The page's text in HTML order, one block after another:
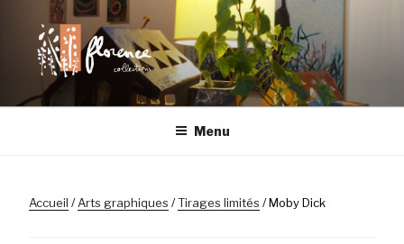
contenu
principal
FLORENCE
LILLE
Chaque objet a son histoire
Menu
Accueil /Arts graphiques /Tirages limités / Moby Dick